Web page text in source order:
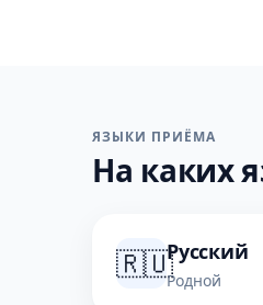
ЯЗЫКИ ПРИЁМА
На каких
🇷🇺Русский
Родной